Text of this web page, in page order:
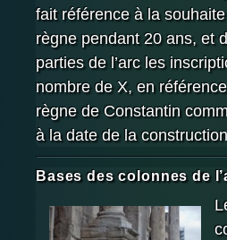
fait référence à la
règne pendant 20 ans, et
parties de l’arc les
nombre de X, en
règne de Constantin
à la date de la
Bases des colonnes de